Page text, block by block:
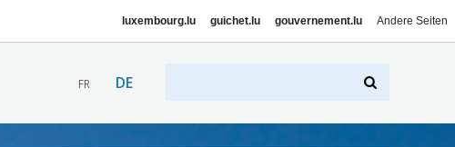
luxembourg.lu guichet.lu gouvernement.lu Andere Seiten
FR DE